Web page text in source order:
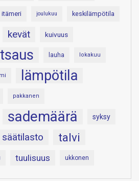
itämeri joulukuu keskilämpötila
kevät kuivuus
lauha lokakuu
lämpötila
pakkanen
sademäärä syksy
säätilasto talvi
tuulisuus ukkonen